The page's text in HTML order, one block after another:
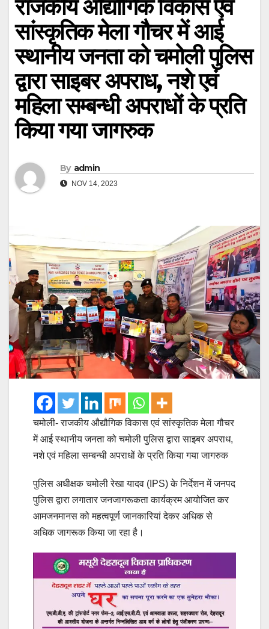
राजकीय औद्यौगिक विकास एवं
सांस्कृतिक मेला गौचर में आई
स्थानीय जनता को चमोली पुलिस
द्वारा साइबर अपराध, नशे एवं
महिला सम्बन्धी अपराधों के प्रति
किया गया जागरुक
By admin
NOV 14, 2023
चमोली- राजकीय औद्यौगिक विकास एवं सांस्कृतिक मेला गौचर
में आई स्थानीय जनता को चमोली पुलिस द्वारा साइबर अपराध,
नशे एवं महिला सम्बन्धी अपराधों के प्रति किया गया जागरुक
पुलिस अधीक्षक चमोली रेखा यादव (IPS) के निर्देशन में जनपद
पुलिस द्वारा लगातार जनजागरूकता कार्यक्रम आयोजित कर
आमजनमानस को महत्वपूर्ण जानकारियां देकर अधिक से
अधिक जागरूक किया जा रहा है।